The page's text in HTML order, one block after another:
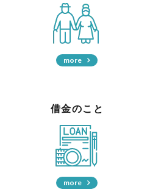
more
借金のこと
more